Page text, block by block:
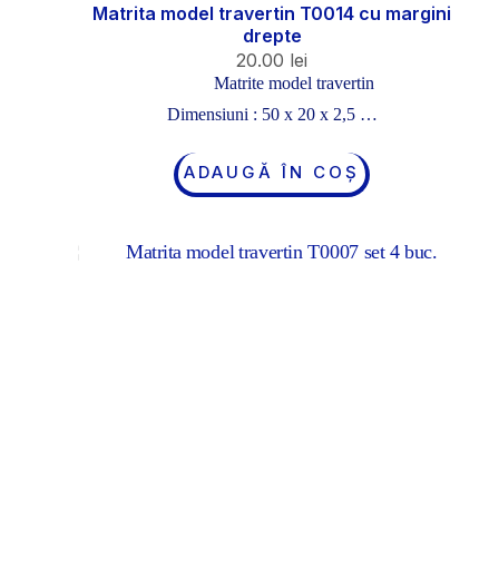
Matrita model travertin T0014 cu margini
drepte
20.00 lei
Matrite model travertin
Dimensiuni : 50 x 20 x 2,5 …
ADAUGĂ ÎN COȘ